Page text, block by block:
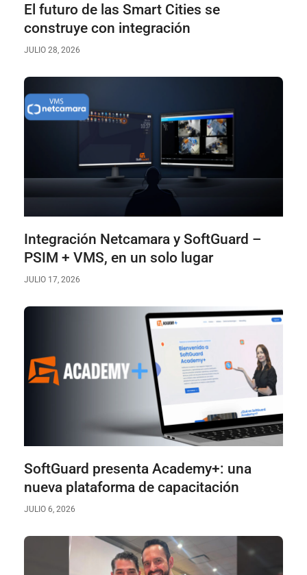
El futuro de las Smart Cities se
construye con integración
JULIO 28, 2026
Integración Netcamara y SoftGuard –
PSIM + VMS, en un solo lugar
JULIO 17, 2026
SoftGuard presenta Academy+: una
nueva plataforma de capacitación
JULIO 6, 2026